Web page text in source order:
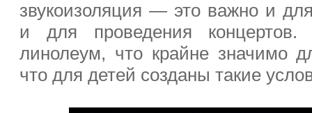
звукоизоляция — это важно и
и для проведения концертов.
линолеум, что крайне значимо
что для детей созданы такие